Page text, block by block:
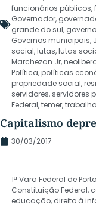
funcionários públicos,
Governador,
grande do sul,
Governos municipais,
social,lutas,lutas
Marchezan Jr,
Política,políticas
propriedade social,
servidores, servidores
Federal,temer,
Capitalismo
30/03/2017
1ª Vara Federal de
Constituição Federal,
educação, direito à